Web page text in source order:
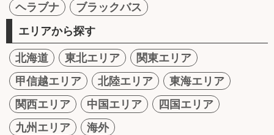
ヘラブナ
ブラックバス
エリアから探す
北海道 東北エリア
関東エリア
甲信越エリア
北陸エリア
東海エリア
関西エリア
中国エリア
四国エリア
九州エリア
海外